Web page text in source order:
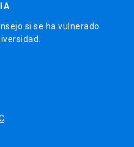
si se ha vulnerado